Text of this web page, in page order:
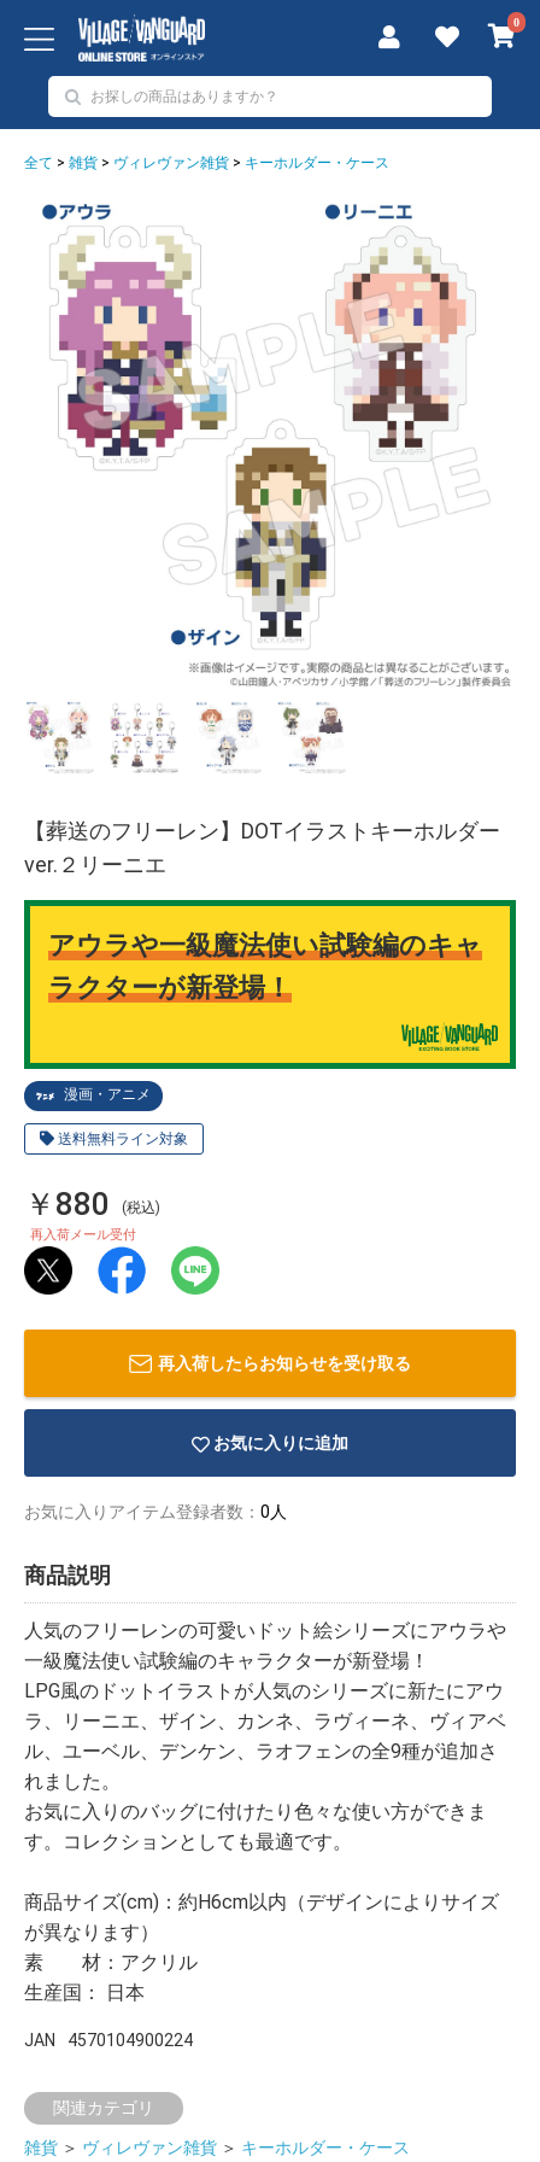
0
全て > 雑貨 > ヴィレヴァン雑貨 > キーホルダー・ケース
漫画・アニメ
送料無料ライン対象
【葬送のフリーレン】DOTイラストキーホルダー
ver.２リーニエ
アウラや一級魔法使い試験編のキャ
ラクターが新登場！
￥880 (税込)
再入荷メール受付
再入荷したらお知らせを受け取る
お気に入りに追加
お気に入りアイテム登録者数： 0人
商品説明
人気のフリーレンの可愛いドット絵シリーズにアウラや
一級魔法使い試験編のキャラクターが新登場！
LPG風のドットイラストが人気のシリーズに新たにアウ
ラ、リーニエ、ザイン、カンネ、ラヴィーネ、ヴィアベ
ル、ユーベル、デンケン、ラオフェンの全9種が追加さ
れました。
お気に入りのバッグに付けたり色々な使い方ができま
す。コレクションとしても最適です。
商品サイズ(cm)：約H6cm以内（デザインによりサイズ
が異なります）
素 材：アクリル
生産国： 日本
JAN 4570104900224
関連カテゴリ
雑貨 ＞ ヴィレヴァン雑貨 ＞ キーホルダー・ケース
イラストレ
アダルトグ